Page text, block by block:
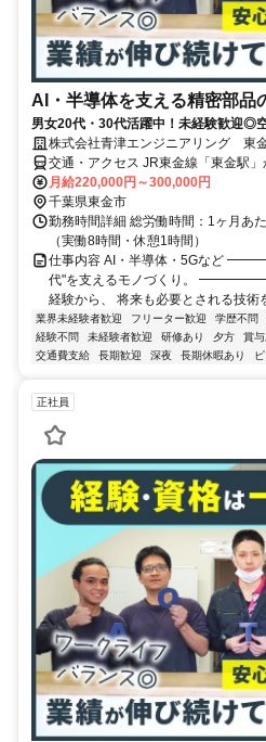
AI・半導体を支える精密部品
男女20代・30代活躍中！未経験歓迎◎
株式会社青津エンジニアリング 東
交通・アクセス JR東金線「東金駅
月給220,000円～300,000円
千葉県東金市
勤務時間詳細 総労働時間：1ヶ月あ
（実働8時間・休憩1時間）
仕事内容 AI・半導体・5Gなど
代"を支えるモノづくり。
経験から、 将来も必要とされる技術
業界未経験者歓迎 フリーター歓迎 学歴不問
経験不問
未経験者歓迎 研修あり 夕方 賞与
交通費支給
長期歓迎 深夜 長期休暇あり
正社員